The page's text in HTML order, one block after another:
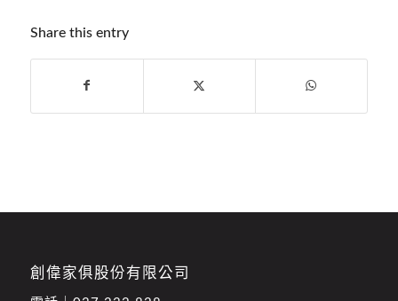
Share this entry
創偉家俱股份有限公司